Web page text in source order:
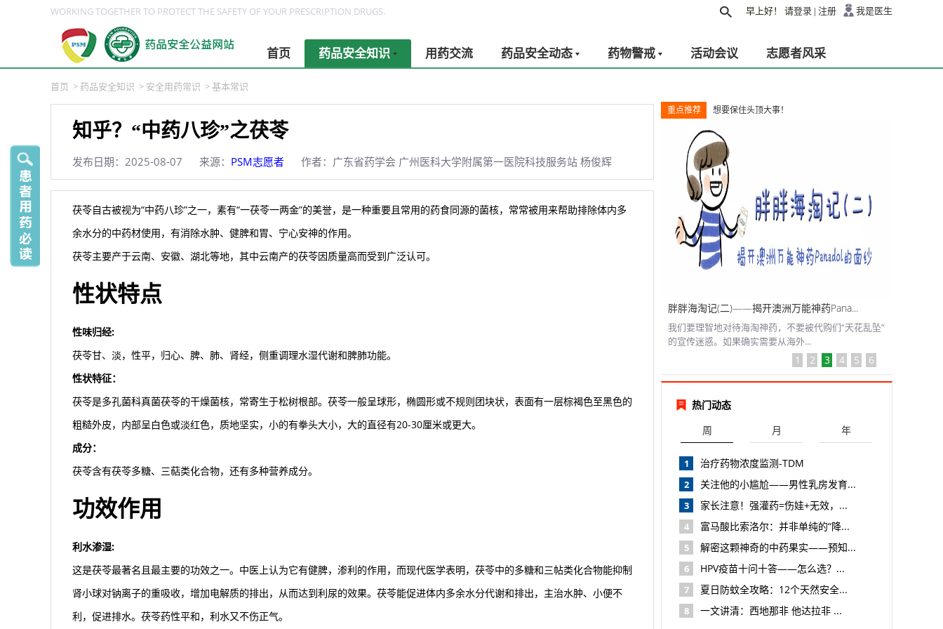
WORKING TOGETHER TO PROTECT THE SAFETY OF YOUR PRESCRIPTION DRUGS. 早上好！ 请登录 | 注册 我是医生
首页 药品安全知识 用药交流 药品安全动态 药物警戒 活动会议 志愿者风采
首页 > 药品安全知识 > 安全用药常识 >基本常识
知乎？“中药八珍”之茯苓
发布日期：2025-08-07 来源： PSM志愿者 作者：广东省药学会 广州医科大学附属第一医院科技服务站 杨俊辉
茯苓自古被视为“中药八珍”之一，素有“一茯苓一两金”的美誉，是一种重要且常用的药食同源的菌核，常常被用来帮助排除体内多
余水分的中药材使用，有消除水肿、健脾和胃、宁心安神的作用。
茯苓主要产于云南、安徽、湖北等地，其中云南产的茯苓因质量高而受到广泛认可。
性状特点
性味归经:
茯苓甘、淡，性平，归心、脾、肺、肾经，侧重调理水湿代谢和脾肺功能。
性状特征：
茯苓是多孔菌科真菌茯苓的干燥菌核，常寄生于松树根部。茯苓一般呈球形，椭圆形或不规则团块状，表面有一层棕褐色至黑色的
粗糙外皮，内部呈白色或淡红色，质地坚实，小的有拳头大小，大的直径有20-30厘米或更大。
成分：
茯苓含有茯苓多糖、三萜类化合物，还有多种营养成分。
功效作用
利水渗湿:
这是茯苓最著名且最主要的功效之一。中医上认为它有健脾，渗利的作用，而现代医学表明，茯苓中的多糖和三帖类化合物能抑制
肾小球对钠离子的重吸收，增加电解质的排出，从而达到利尿的效果。茯苓能促进体内多余水分代谢和排出，主治水肿、小便不
利，促进排水。茯苓药性平和，利水又不伤正气。
重点推荐 想要保住头顶大事！
胖胖海淘记(二)——揭开澳洲万能神药Pana...
我们要理智地对待海淘神药，不要被代购们“天花乱坠”
的宣传迷惑。如果确实需要从海外...
1 2 3 4 5 6
热门动态
周
月 年
1 治疗药物浓度监测-TDM
2 关注他的小尴尬——男性乳房发育...
3 家长注意！强灌药=伤娃+无效，...
4 富马酸比索洛尔：并非单纯的“降...
5 解密这颗神奇的中药果实——预知...
6 HPV疫苗十问十答——怎么选？...
7 夏日防蚊全攻略：12个天然安全...
8 一文讲清：西地那非 他达拉非 ...